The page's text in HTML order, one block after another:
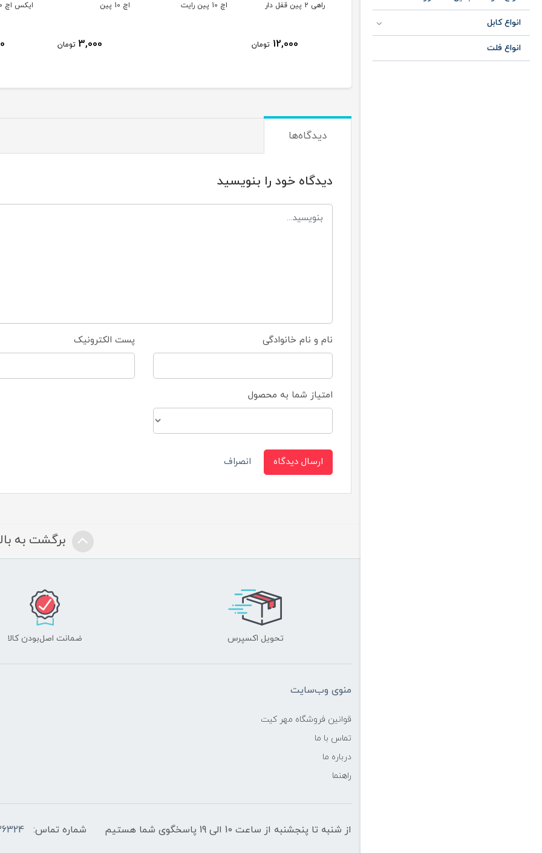
انواع کابل
انواع فلت
اچ 10 پین رایت
اچ 10 پین
ایکس اچ 10 پین رایت
3,000 تومان
ایکس اچ 10
دیدگاه‌ها
دیدگاه خود را بنویسید
نام و نام خانوادگی پست الکترونیک
امتیاز شما به محصول
ارسال دیدگاه انصراف
برگشت به
تحویل اکسپرس ضمانت اصل‌بودن کالا
منوی وب‌سایت
قوانین فروشگاه مهر کیت
تماس با ما
درباره ما
راهنما
از شنبه تا پنجشنبه از ساعت 10 الی 19 پاسخگوی شما هستیم شماره تماس: